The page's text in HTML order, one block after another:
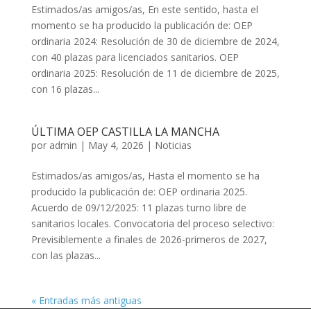
Estimados/as amigos/as, En este sentido, hasta el
momento se ha producido la publicación de: OEP
ordinaria 2024: Resolución de 30 de diciembre de 2024,
con 40 plazas para licenciados sanitarios. OEP
ordinaria 2025: Resolución de 11 de diciembre de 2025,
con 16 plazas...
ÚLTIMA OEP CASTILLA LA MANCHA
por admin | May 4, 2026 | Noticias
Estimados/as amigos/as, Hasta el momento se ha
producido la publicación de: OEP ordinaria 2025.
Acuerdo de 09/12/2025: 11 plazas turno libre de
sanitarios locales. Convocatoria del proceso selectivo:
Previsiblemente a finales de 2026-primeros de 2027,
con las plazas...
« Entradas más antiguas